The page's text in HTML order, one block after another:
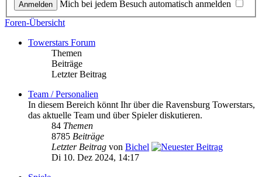
Mich bei jedem Besuch automatisch anmelden
Foren-Übersicht
Towerstars Forum
Themen
Beiträge
Letzter Beitrag
Team / Personalien
In diesem Bereich könnt Ihr über die Ravensburg Towerstars,
das aktuelle Team und über Spieler diskutieren.
84 Themen
8785 Beiträge
Letzter Beitrag von Bichel
Di 10. Dez 2024, 14:17